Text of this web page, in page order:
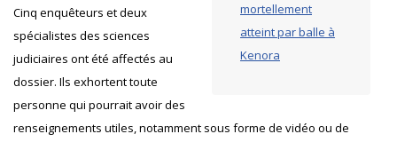
mortellement
atteint par balle à
Kenora
Cinq enquêteurs et deux
spécialistes des sciences
judiciaires ont été affectés au
dossier. Ils exhortent toute
personne qui pourrait avoir des
renseignements utiles, notamment sous forme de vidéo ou de